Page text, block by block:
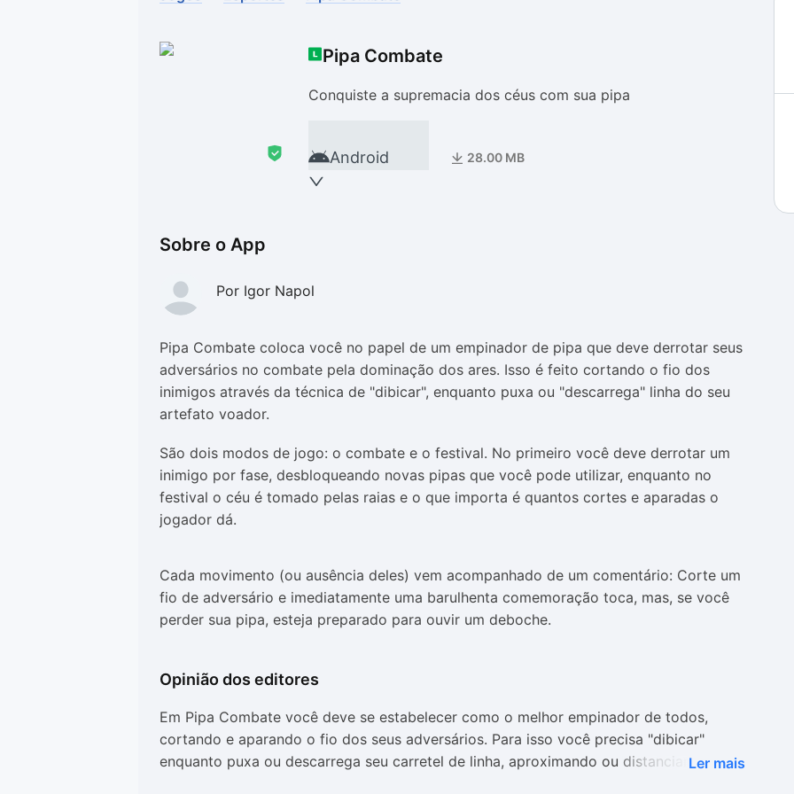
Pipa Combate
Conquiste a supremacia dos céus com sua pipa
Android 28.00 MB
Sobre o App
Por Igor Napol
Pipa Combate coloca você no papel de um empinador de pipa que deve derrotar seus
adversários no combate pela dominação dos ares. Isso é feito cortando o fio dos
inimigos através da técnica de "dibicar", enquanto puxa ou "descarrega" linha do seu
artefato voador.
São dois modos de jogo: o combate e o festival. No primeiro você deve derrotar um
inimigo por fase, desbloqueando novas pipas que você pode utilizar, enquanto no
festival o céu é tomado pelas raias e o que importa é quantos cortes e aparadas o
jogador dá.
Cada movimento (ou ausência deles) vem acompanhado de um comentário: Corte um
fio de adversário e imediatamente uma barulhenta comemoração toca, mas, se você
perder sua pipa, esteja preparado para ouvir um deboche.
Opinião dos editores
Em Pipa Combate você deve se estabelecer como o melhor empinador de todos,
cortando e aparando o fio dos seus adversários. Para isso você precisa "dibicar"
enquanto puxa ou descarrega seu carretel de linha, aproximando ou distanciando sua
Ler mais